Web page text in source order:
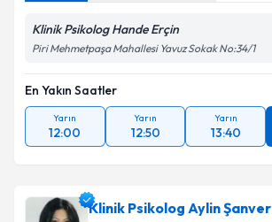
Klinik Psikolog Hande Erçin
Piri Mehmetpaşa Mahallesi Yavuz Sokak No:34/1
En Yakın Saatler
Yarın
12:00
Yarın
12:50
Yarın
13:40
Klinik Psikolog Aylin Şanver